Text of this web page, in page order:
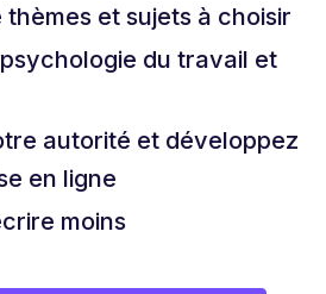
thèmes et sujets à choisir
du travail et
autorité et développez
en ligne
moins